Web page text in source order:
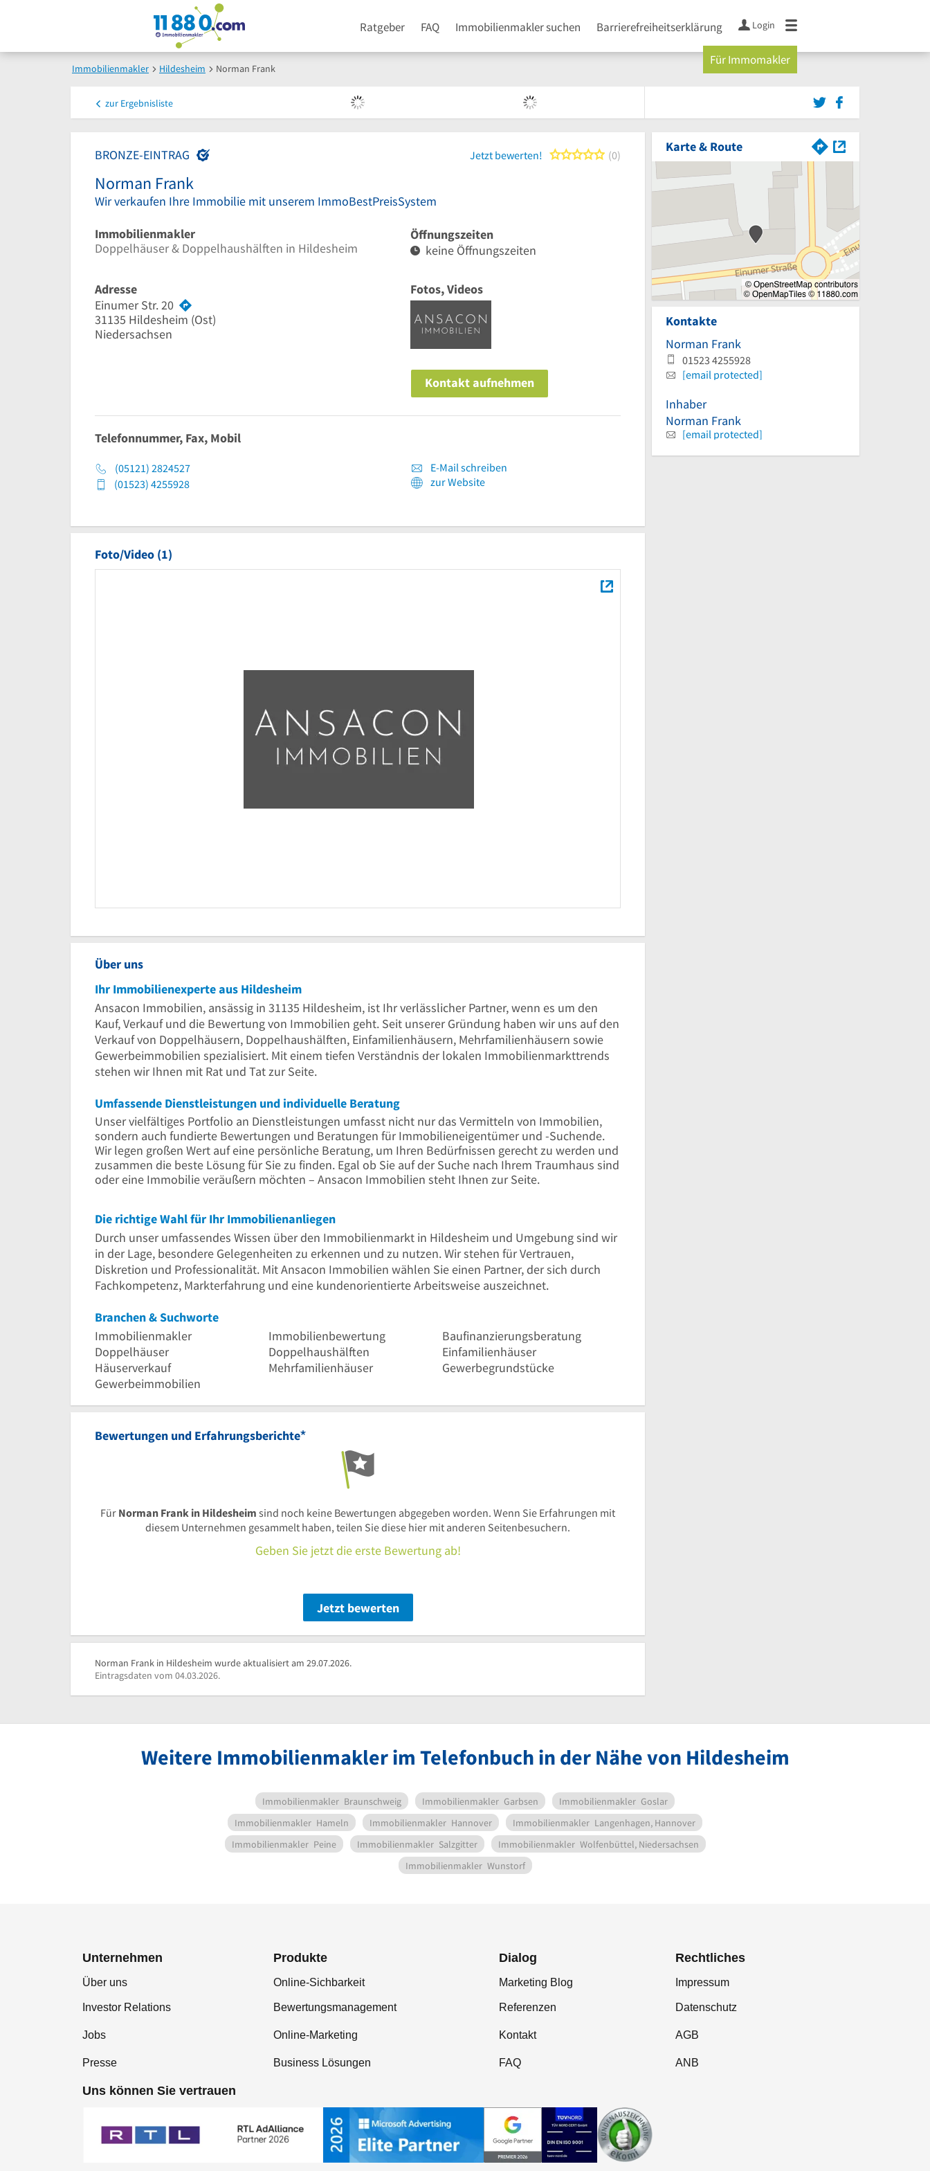
Ratgeber FAQ Immobilienmakler suchen Barrierefreiheitserklärung Login
Für Immomakler
Immobilienmakler Hildesheim Norman Frank
zur Ergebnisliste
BRONZE-EINTRAG Jetzt bewerten! 0 von 5 Sternen
0
Norman Frank
Wir verkaufen Ihre Immobilie mit unserem ImmoBestPreisSystem
Immobilienmakler
Doppelhäuser & Doppelhaushälften in Hildesheim
Öffnungszeiten
keine Öffnungszeiten
Adresse
Einumer Str. 20
31135 Hildesheim (Ost)
Niedersachsen
Fotos, Videos
Kontakt aufnehmen
Telefonnummer, Fax, Mobil
(05121) 2824527
(01523) 4255928
E-Mail schreiben
zur Website
Foto/Video (1)
Über uns
Ihr Immobilienexperte aus Hildesheim
Ansacon Immobilien, ansässig in 31135 Hildesheim, ist Ihr verlässlicher Partner, wenn es um den
Kauf, Verkauf und die Bewertung von Immobilien geht. Seit unserer Gründung haben wir uns auf den
Verkauf von Doppelhäusern, Doppelhaushälften, Einfamilienhäusern, Mehrfamilienhäusern sowie
Gewerbeimmobilien spezialisiert. Mit einem tiefen Verständnis der lokalen Immobilienmarkttrends
stehen wir Ihnen mit Rat und Tat zur Seite.
Umfassende Dienstleistungen und individuelle Beratung
Unser vielfältiges Portfolio an Dienstleistungen umfasst nicht nur das Vermitteln von Immobilien,
sondern auch fundierte Bewertungen und Beratungen für Immobilieneigentümer und -Suchende.
Wir legen großen Wert auf eine persönliche Beratung, um Ihren Bedürfnissen gerecht zu werden und
zusammen die beste Lösung für Sie zu finden. Egal ob Sie auf der Suche nach Ihrem Traumhaus sind
oder eine Immobilie veräußern möchten – Ansacon Immobilien steht Ihnen zur Seite.
Die richtige Wahl für Ihr Immobilienanliegen
Durch unser umfassendes Wissen über den Immobilienmarkt in Hildesheim und Umgebung sind wir
in der Lage, besondere Gelegenheiten zu erkennen und zu nutzen. Wir stehen für Vertrauen,
Diskretion und Professionalität. Mit Ansacon Immobilien wählen Sie einen Partner, der sich durch
Fachkompetenz, Markterfahrung und eine kundenorientierte Arbeitsweise auszeichnet.
Branchen & Suchworte
Immobilienmakler
Immobilienbewertung
Baufinanzierungsberatung
Doppelhäuser
Doppelhaushälften
Einfamilienhäuser
Häuserverkauf
Mehrfamilienhäuser
Gewerbegrundstücke
Gewerbeimmobilien
Bewertungen und Erfahrungsberichte*
Für Norman Frank in Hildesheim sind noch keine Bewertungen abgegeben worden. Wenn Sie Erfahrungen mit
diesem Unternehmen gesammelt haben, teilen Sie diese hier mit anderen Seitenbesuchern.
Geben Sie jetzt die erste Bewertung ab!
Jetzt bewerten
Norman Frank in Hildesheim wurde aktualisiert am 29.07.2026.
Eintragsdaten vom 04.03.2026.
Karte & Route
Kontakte
Norman Frank
01523 4255928
[email protected]
Inhaber
Norman Frank
[email protected]
Weitere Immobilienmakler im Telefonbuch in der Nähe von Hildesheim
Immobilienmakler Braunschweig Immobilienmakler Garbsen Immobilienmakler Goslar
Immobilienmakler Hameln Immobilienmakler Hannover Immobilienmakler Langenhagen, Hannover
Immobilienmakler Peine Immobilienmakler Salzgitter Immobilienmakler Wolfenbüttel, Niedersachsen
Immobilienmakler Wunstorf
Unternehmen
Über uns
Investor Relations
Jobs
Presse
Produkte
Online-Sichbarkeit
Bewertungsmanagement
Online-Marketing
Business Lösungen
Dialog
Marketing Blog
Referenzen
Kontakt
FAQ
Rechtliches
Impressum
Datenschutz
AGB
ANB
Uns können Sie vertrauen